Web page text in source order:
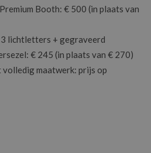
LetterLights! Neem vandaag nog
voor jouw feest, huwelijk of
Booth: € 500 (in plaats van
lichtletters + gegraveerd
€ 245 (in plaats van € 270)
maatwerk: prijs op